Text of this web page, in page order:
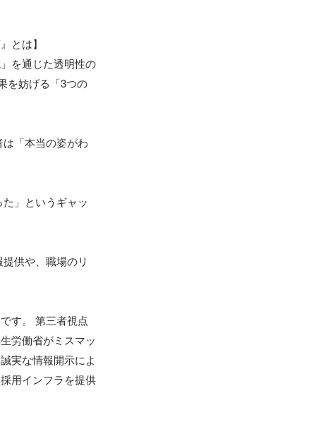
とは】
を通じた透明性の
を妨げる「3つの
「本当の姿がわ
」というギャッ
供や、職場のリ
す。 第三者視点
労働省がミスマッ
実な情報開示によ
用インフラを提供